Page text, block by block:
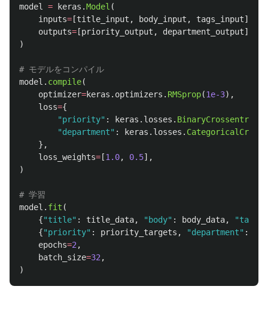
model = keras .Model (
inputs=[title_input , body_input , tags_input],
outputs=[priority_output , department_output],
)
model . compile(
optimizer=keras . optimizers . RMSprop(1e-3),
loss={
"priority" : keras . losses . BinaryCrossentropy
"department" : keras . losses .
},
loss_weights=[1.0, 0.5],
)
model . fit (
{"title" : title_data, "body" : body_data, "tags
{"priority" : priority_targets , "department" :
epochs=2 ,
batch_size=32 ,
)